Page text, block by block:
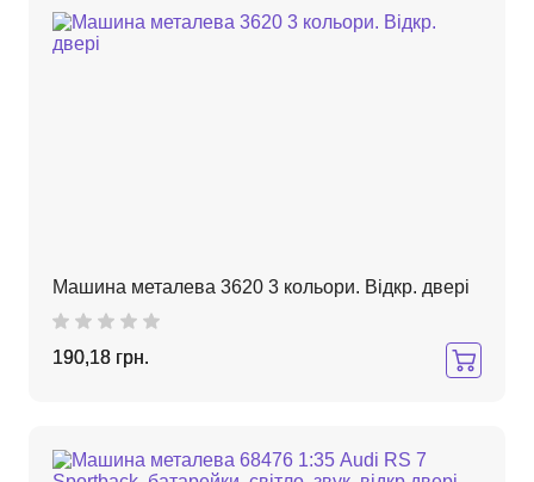
Машина металева 3620 3 кольори. Відкр. двері
190,18 грн.